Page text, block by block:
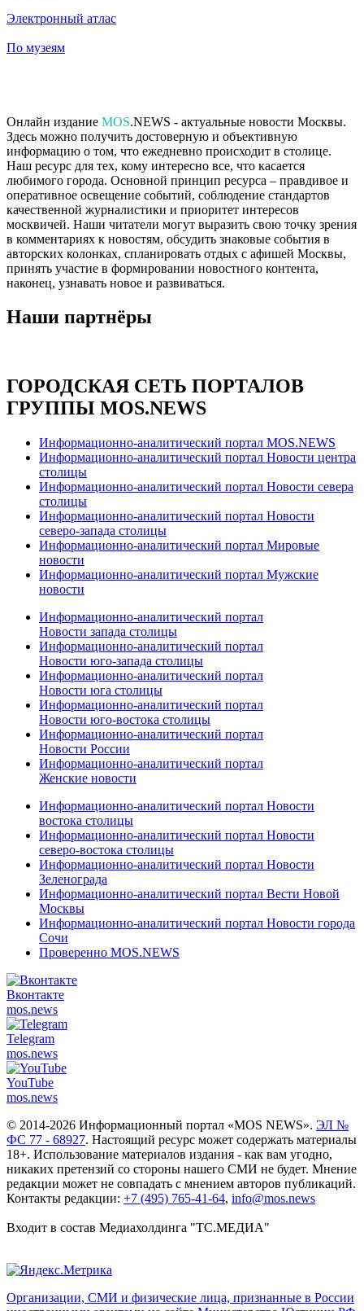
Электронный атлас
По музеям
Онлайн издание MOS.NEWS - актуальные новости Москвы.
Здесь можно получить достоверную и объективную
информацию о том, что ежедневно происходит в столице.
Наш ресурс для тех, кому интересно все, что касается
любимого города. Основной принцип ресурса – правдивое и
оперативное освещение событий, соблюдение стандартов
качественной журналистики и приоритет интересов
москвичей. Наши читатели могут выразить свою точку зрения
в комментариях к новостям, обсудить знаковые события в
авторских колонках, спланировать отдых с афишей Москвы,
принять участие в формировании новостного контента,
наконец, узнавать новое и развиваться.
Наши партнёры
ГОРОДСКАЯ СЕТЬ ПОРТАЛОВ
ГРУППЫ MOS.NEWS
Информационно-аналитический портал MOS.NEWS
Информационно-аналитический портал Новости центра
столицы
Информационно-аналитический портал Новости севера
столицы
Информационно-аналитический портал Новости
северо-запада столицы
Информационно-аналитический портал Мировые
новости
Информационно-аналитический портал Мужские
новости
Информационно-аналитический портал
Новости запада столицы
Информационно-аналитический портал
Новости юго-запада столицы
Информационно-аналитический портал
Новости юга столицы
Информационно-аналитический портал
Новости юго-востока столицы
Информационно-аналитический портал
Новости России
Информационно-аналитический портал
Женские новости
Информационно-аналитический портал Новости
востока столицы
Информационно-аналитический портал Новости
северо-востока столицы
Информационно-аналитический портал Новости
Зеленограда
Информационно-аналитический портал Вести Новой
Москвы
Информационно-аналитический портал Новости города
Сочи
Проверенно MOS.NEWS
Вконтакте
mos.news
Telegram
mos.news
YouTube
mos.news
© 2014-2026 Информационный портал «MOS NEWS». ЭЛ №
ФС 77 - 68927. Настоящий ресурс может содержать материалы
18+. Использование материалов издания - как вам угодно,
никаких претензий со стороны нашего СМИ не будет. Мнение
редакции может не совпадать с мнением авторов публикаций.
Контакты редакции: +7 (495) 765-41-64, info@mos.news
Входит в состав Медиахолдинга "ТС.МЕДИА"
Организации, СМИ и физические лица, признанные в России